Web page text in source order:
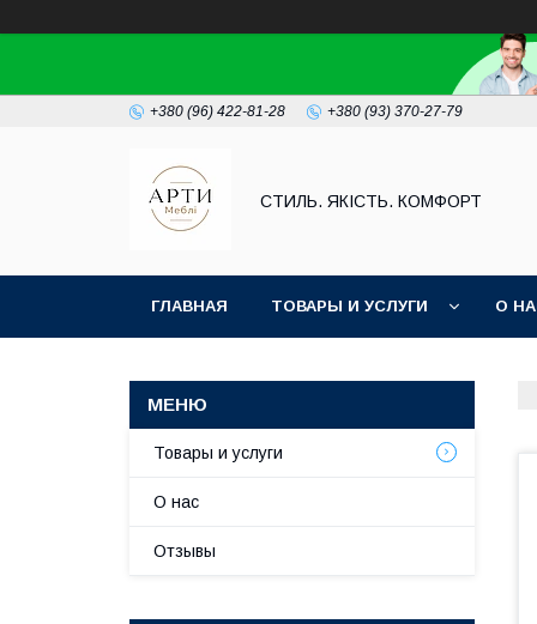
+380 (96) 422-81-28 +380 (93) 370-27-79
СТИЛЬ. ЯКІСТЬ. КОМФОРТ
ГЛАВНАЯ ТОВАРЫ И УСЛУГИ О
Товары и услуги
О нас
Отзывы